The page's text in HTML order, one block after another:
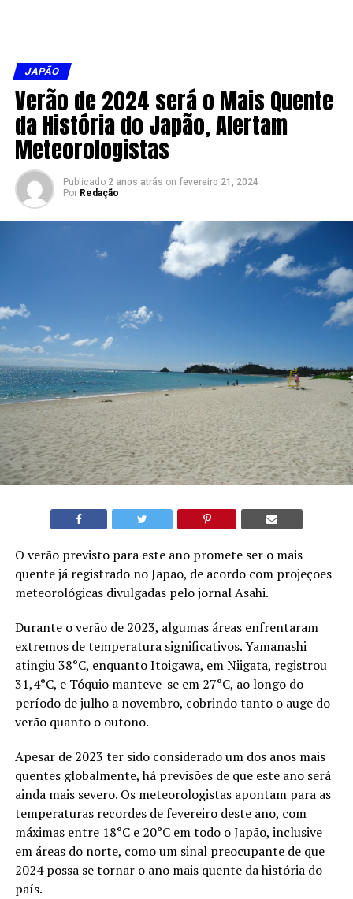
JAPÃO
Verão de 2024 será o Mais Quente
da História do Japão, Alertam
Meteorologistas
Publicado 2 anos atrás on fevereiro 21, 2024
Por Redação
O verão previsto para este ano promete ser o mais
quente já registrado no Japão, de acordo com projeções
meteorológicas divulgadas pelo jornal Asahi.
Durante o verão de 2023, algumas áreas enfrentaram
extremos de temperatura significativos. Yamanashi
atingiu 38°C, enquanto Itoigawa, em Niigata, registrou
31,4°C, e Tóquio manteve-se em 27°C, ao longo do
período de julho a novembro, cobrindo tanto o auge do
verão quanto o outono.
Apesar de 2023 ter sido considerado um dos anos mais
quentes globalmente, há previsões de que este ano será
ainda mais severo. Os meteorologistas apontam para as
temperaturas recordes de fevereiro deste ano, com
máximas entre 18°C e 20°C em todo o Japão, inclusive
em áreas do norte, como um sinal preocupante de que
2024 possa se tornar o ano mais quente da história do
país.